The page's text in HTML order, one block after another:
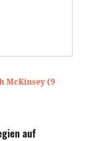
McKinsey (9
auf